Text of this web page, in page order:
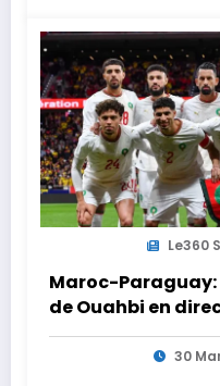
Le360
Maroc-Paraguay:
de Ouahbi en
30